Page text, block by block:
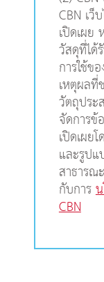
CBN เว็
เปิดเผย
วัสดุที่ได้
การใช้ข
เหตุผล
วัตถุประ
จัดการข้
เปิดเผย
และรูป
สาธารณ
กับการ
CBN